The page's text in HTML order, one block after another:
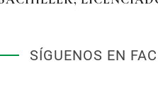
SÍGUENOS EN